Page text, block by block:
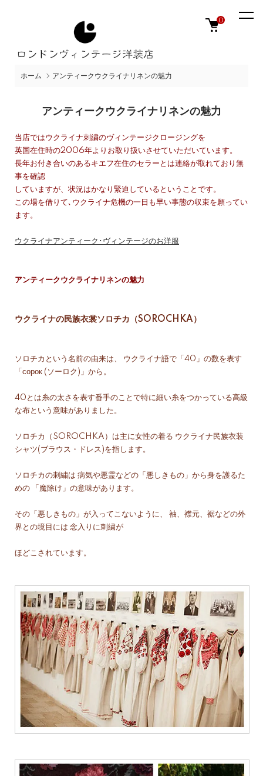
0
ホーム アンティークウクライナリネンの魅力
アンティークウクライナリネンの魅力
当店ではウクライナ刺繍のヴィンテージクロージングを
英国在住時の2006年よりお取り扱いさせていただいています。
長年お付き合いのあるキエフ在住のセラーとは連絡が取れており無
事を確認
していますが、状況はかなり緊迫しているということです。
この場を借りて､ウクライナ危機の一日も早い事態の収束を願ってい
ます。
ウクライナアンティーク･ヴィンテージのお洋服
アンティークウクライナリネンの魅力
ウクライナの民族衣裳ソロチカ（SOROCHKA）
ソロチカという名前の由来は、 ウクライナ語で「40」の数を表す
「сорок (ソーロク)」から。
40とは糸の太さを表す番手のことで特に細い糸をつかっている高級
な布という意味がありました。
ソロチカ（SOROCHKA）は主に女性の着る ウクライナ民族衣装
シャツ(ブラウス・ドレス)を指します。
ソロチカの刺繍は 病気や悪霊などの「悪しきもの」から身を護るた
めの 「魔除け」の意味があります。
その「悪しきもの」が入ってこないように、 袖、襟元、裾などの外
界との境目には 念入りに刺繍が
ほどこされています。